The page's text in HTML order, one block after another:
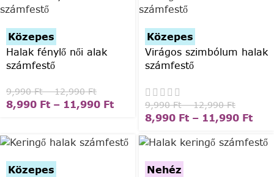
Közepes
Halak fénylő női alak
számfestő
9,990Ft – 12,990Ft
8,990 Ft – 11,990 Ft
Közepes
Virágos szimbólum halak
számfestő
9,990Ft – 12,990Ft
8,990 Ft – 11,990 Ft
Közepes
Nehéz